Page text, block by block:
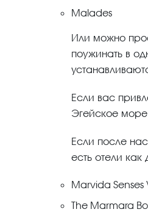
Malades
Или можно
поужинать в
Если вас
Эгейское
Если после
есть отели как
Marvida
The Marmara